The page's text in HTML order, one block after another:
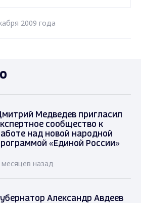
2009 года
Медведев пригласил
сообщество к
над новой народной
«Единой России»
месяцев назад
Александр Авдеев